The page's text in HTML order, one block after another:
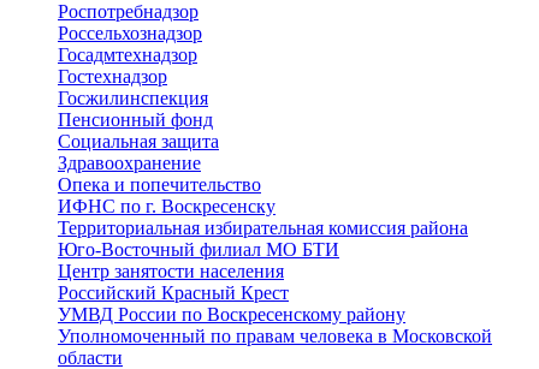
Роспотребнадзор
Россельхознадзор
Госадмтехнадзор
Гостехнадзор
Госжилинспекция
Пенсионный фонд
Социальная защита
Здравоохранение
Опека и попечительство
ИФНС по г. Воскресенску
Территориальная избирательная комиссия района
Юго-Восточный филиал МО БТИ
Центр занятости населения
Российский Красный Крест
УМВД России по Воскресенскому району
Уполномоченный по правам человека в Московской
области